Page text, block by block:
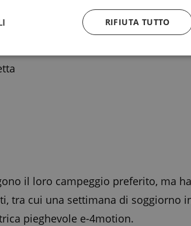
il loro campeggio preferito, ma
tra cui una settimana di soggiorno
pieghevole e-4motion.
RIFIUTA TUTTO